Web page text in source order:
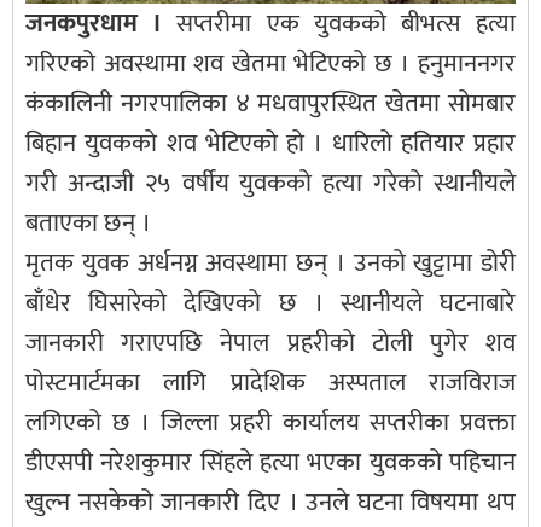
जनकपुरधाम । सप्तरीमा एक युवकको बीभत्स हत्या
गरिएको अवस्थामा शव खेतमा भेटिएको छ । हनुमाननगर
कंकालिनी नगरपालिका ४ मधवापुरस्थित खेतमा सोमबार
बिहान युवकको शव भेटिएको हो । धारिलो हतियार प्रहार
गरी अन्दाजी २५ वर्षीय युवकको हत्या गरेको स्थानीयले
बताएका छन् ।
मृतक युवक अर्धनग्न अवस्थामा छन् । उनको खुट्टामा डोरी
बाँधेर घिसारेको देखिएको छ । स्थानीयले घटनाबारे
जानकारी गराएपछि नेपाल प्रहरीको टोली पुगेर शव
पोस्टमार्टमका लागि प्रादेशिक अस्पताल राजविराज
लगिएको छ । जिल्ला प्रहरी कार्यालय सप्तरीका प्रवक्ता
डीएसपी नरेशकुमार सिंहले हत्या भएका युवकको पहिचान
खुल्न नसकेको जानकारी दिए । उनले घटना विषयमा थप